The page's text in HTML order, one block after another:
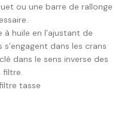
ou une barre de rallonge
huile en l’ajustant de
dans les crans
dans le sens inverse des
filtre.
tasse